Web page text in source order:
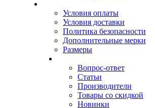
Условия оплаты
Условия доставки
Политика безопасности
Дополнительные мерки
Размеры
Вопрос-ответ
Статьи
Производители
Товары со скидкой
Новинки